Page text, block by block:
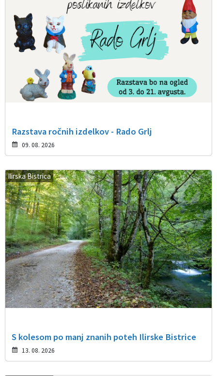
Razstava ročnih izdelkov - Rado Grlj
09. 08. 2026
Ilirska Bistrica
S kolesom po manj znanih poteh Ilirske Bistrice
13. 08. 2026